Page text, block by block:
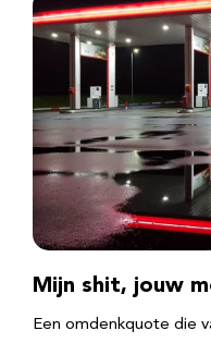
Mijn shit, jouw
Een omdenkquote die